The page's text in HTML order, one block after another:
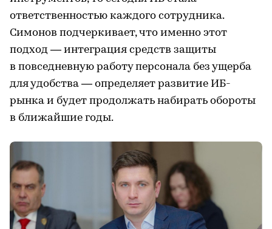
ответственностью каждого сотрудника.
Симонов подчеркивает, что именно этот
подход — интеграция средств защиты
в повседневную работу персонала без ущерба
для удобства — определяет развитие ИБ-
рынка и будет продолжать набирать обороты
в ближайшие годы.